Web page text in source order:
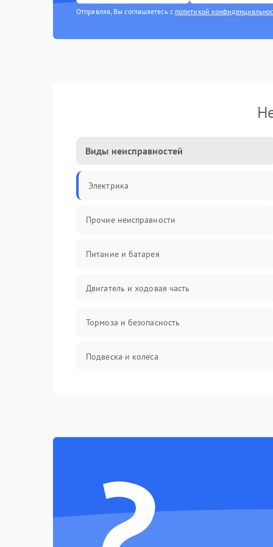
Отправляя, Вы соглашаетесь с политикой
Виды неисправностей
Электрика
Прочие неисправности
Питание и батарея
Двигатель и ходовая часть
Тормоза и безопасность
Подвеска и колеса
Механика